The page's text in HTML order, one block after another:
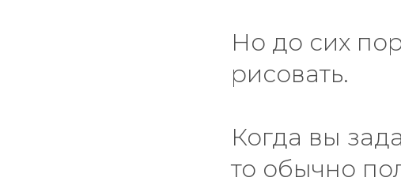
Но до сих
рисовать.
Когда вы
то обычно